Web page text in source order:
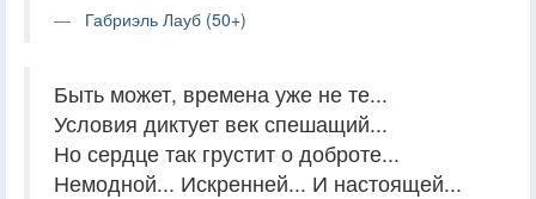
Габриэль Лауб (50+)
Быть может, времена уже не те...
Условия диктует век спешащий...
Но сердце так грустит о доброте...
Немодной... Искренней... И настоящей...